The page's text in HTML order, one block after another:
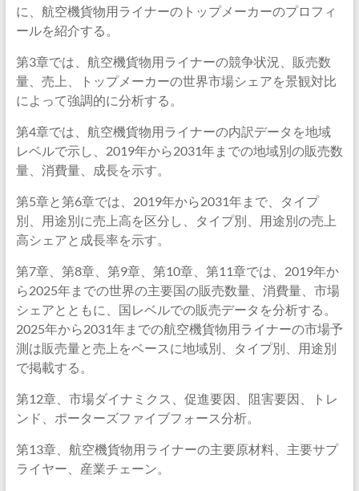
に、航空機貨物用ライナーのトップメーカーのプロフィ
ールを紹介する。
第3章では、航空機貨物用ライナーの競争状況、販売数
量、売上、トップメーカーの世界市場シェアを景観対比
によって強調的に分析する。
第4章では、航空機貨物用ライナーの内訳データを地域
レベルで示し、2019年から2031年までの地域別の販売数
量、消費量、成長を示す。
第5章と第6章では、2019年から2031年まで、タイプ
別、用途別に売上高を区分し、タイプ別、用途別の売上
高シェアと成長率を示す。
第7章、第8章、第9章、第10章、第11章では、2019年か
ら2025年までの世界の主要国の販売数量、消費量、市場
シェアとともに、国レベルでの販売データを分析する。
2025年から2031年までの航空機貨物用ライナーの市場予
測は販売量と売上をベースに地域別、タイプ別、用途別
で掲載する。
第12章、市場ダイナミクス、促進要因、阻害要因、トレ
ンド、ポーターズファイブフォース分析。
第13章、航空機貨物用ライナーの主要原材料、主要サプ
ライヤー、産業チェーン。